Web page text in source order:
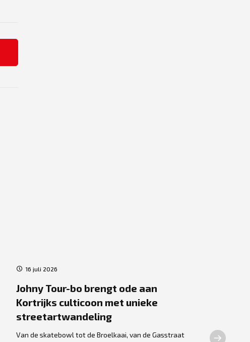
16 juli 2026
Johny Tour-bo brengt ode aan
Kortrijks culticoon met unieke
streetartwandeling
Van de skatebowl tot de Broelkaai, van de Gasstraat
Een